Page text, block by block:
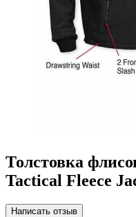
Толстовка
Tactical Fleece
Написать отзыв